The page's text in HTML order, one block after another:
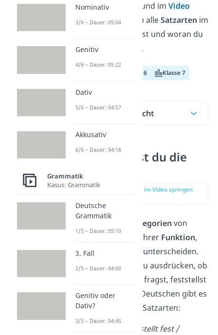
In diesem Beitrag und im Video
erfährst du, wie du alleSatzarten im
Deutschen erkennst und woran du
sie unterscheidest.
Klasse 6 Klasse 7
Inhaltsübersicht
Wie erkennst du die
Satzarten?
zur Stelle im Video springen
Kategorien von
Sätzen, die sich in ihrer Funktion,
Absicht
unterscheiden.
Mit ihnen kannst du ausdrücken, ob
du etwas forderst, fragst, feststellst
oder ausrufst.
Im Deutschen gibt es
fünfverschiedene Satzarten:
(stellt fest /
Nominativ
3/6 – Dauer: 05:04
Genitiv
4/6 – Dauer: 05:22
Dativ
5/6 – Dauer: 04:57
Akkusativ
6/6 – Dauer: 04:18
Grammatik
Kasus: Grammatik
Deutsche
Grammatik
1/5 – Dauer: 05:10
3. Fall
2/5 – Dauer: 04:00
Genitiv oder
Dativ?
3/5 – Dauer: 04:45